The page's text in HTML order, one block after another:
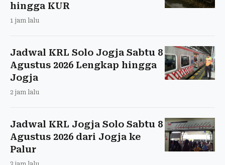
hingga KUR
1 jam lalu
Jadwal KRL Solo Jogja Sabtu 8
Agustus 2026 Lengkap hingga
Jogja
2 jam lalu
Jadwal KRL Jogja Solo Sabtu 8
Agustus 2026 dari Jogja ke
Palur